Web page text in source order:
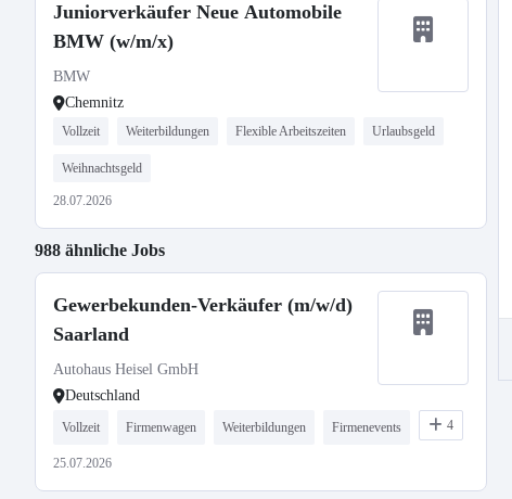
Juniorverkäufer Neue Automobile
BMW (w/m/x)
BMW
Chemnitz
Vollzeit Weiterbildungen Flexible Arbeitszeiten Urlaubsgeld
Weihnachtsgeld
28.07.2026
988 ähnliche Jobs
Gewerbekunden-Verkäufer (m/w/d)
Saarland
Autohaus Heisel GmbH
Deutschland
Vollzeit Firmenwagen Weiterbildungen Firmenevents 4
25.07.2026